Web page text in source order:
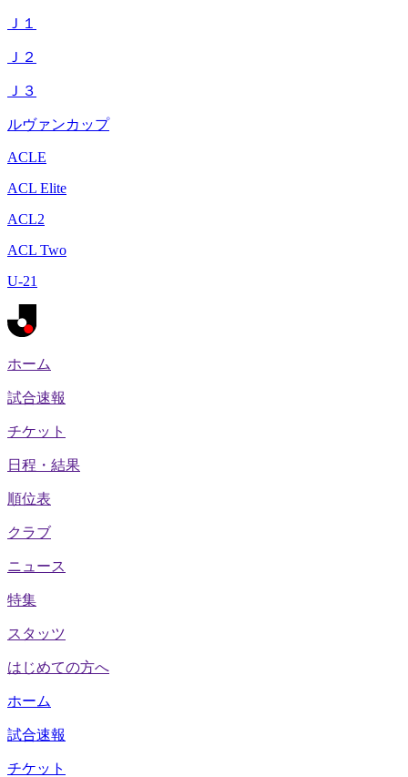
Ｊ１
Ｊ２
Ｊ３
ルヴァンカップ
ACLE
ACL Elite
ACL2
ACL Two
U-21
ホーム
試合速報
チケット
日程・結果
順位表
クラブ
ニュース
特集
スタッツ
はじめての方へ
ホーム
試合速報
チケット